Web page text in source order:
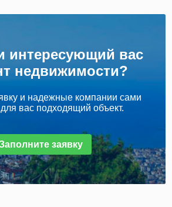
интересующий вас
недвижимости?
и надежные компании сами
вас подходящий объект.
заявку